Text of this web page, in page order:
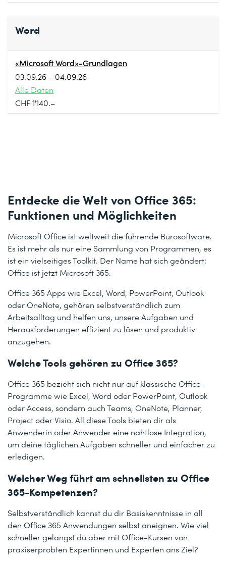
Word
«Microsoft Word»-Grundlagen
03.09.26 – 04.09.26
Alle Daten
CHF 1'140.–
Entdecke die Welt von Office 365:
Funktionen und Möglichkeiten
Microsoft Office ist weltweit die führende Bürosoftware.
Es ist mehr als nur eine Sammlung von Programmen, es
ist ein vielseitiges Toolkit. Der Name hat sich geändert:
Office ist jetzt Microsoft 365.
Office 365 Apps wie Excel, Word, PowerPoint, Outlook
oder OneNote, gehören selbstverständlich zum
Arbeitsalltag und helfen uns, unsere Aufgaben und
Herausforderungen effizient zu lösen und produktiv
anzugehen.
Welche Tools gehören zu Office 365?
Office 365 bezieht sich nicht nur auf klassische Office-
Programme wie Excel, Word oder PowerPoint, Outlook
oder Access, sondern auch Teams, OneNote, Planner,
Project oder Visio. All diese Tools bieten dir als
Anwenderin oder Anwender eine nahtlose Integration,
um deine täglichen Aufgaben schneller und einfacher zu
erledigen.
Welcher Weg führt am schnellsten zu Office
365-Kompetenzen?
Selbstverständlich kannst du dir Basiskenntnisse in all
den Office 365 Anwendungen selbst aneignen. Wie viel
schneller gelangst du aber mit Office-Kursen von
praxiserprobten Expertinnen und Experten ans Ziel?